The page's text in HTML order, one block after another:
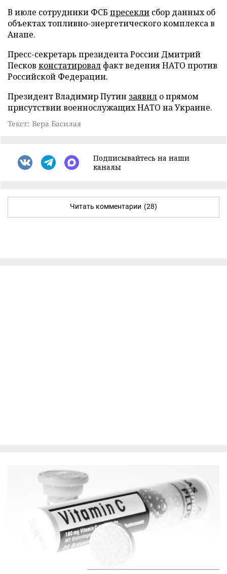
В июле сотрудники ФСБ пресекли сбор данных об
объектах топливно-энергетического комплекса в
Анапе.
Пресс-секретарь президента России Дмитрий
Песков констатировал факт ведения НАТО против
Российской Федерации.
Президент Владимир Путин заявил о прямом
присутствии военнослужащих НАТО на Украине.
Текст: Вера Басилая
Подписывайтесь на наши
каналы
Читать комментарии (28)